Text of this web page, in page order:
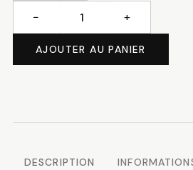
ABC
− +
AJOUTER AU PANIER
DESCRIPTION